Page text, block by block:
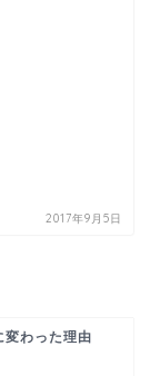
2017年9月5日
変わった理由